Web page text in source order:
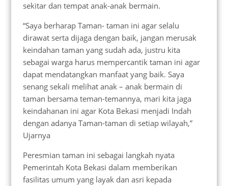
sekitar dan tempat anak-anak bermain.
“Saya berharap Taman- taman ini agar selalu
dirawat serta dijaga dengan baik, jangan merusak
keindahan taman yang sudah ada, justru kita
sebagai warga harus mempercantik taman ini agar
dapat mendatangkan manfaat yang baik. Saya
senang sekali melihat anak – anak bermain di
taman bersama teman-temannya, mari kita jaga
keindahanan ini agar Kota Bekasi menjadi Indah
dengan adanya Taman-taman di setiap wilayah,”
Ujarnya
Peresmian taman ini sebagai langkah nyata
Pemerintah Kota Bekasi dalam memberikan
fasilitas umum yang layak dan asri kepada